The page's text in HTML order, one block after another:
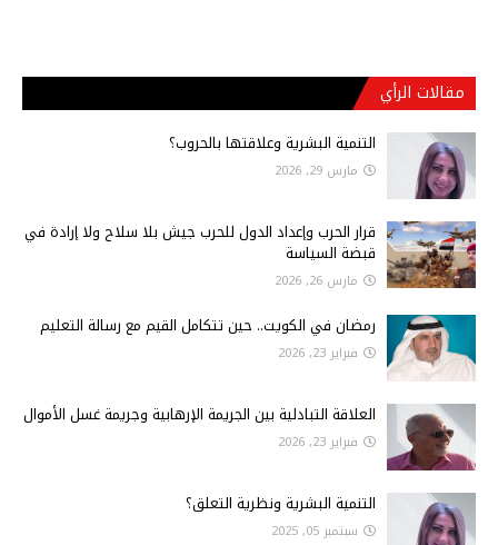
مقالات الرأي
التنمية البشرية وعلاقتها بالحروب؟
مارس 29, 2026
قرار الحرب وإعداد الدول للحرب جيش بلا سلاح ولا إرادة في
قبضة السياسة
مارس 26, 2026
رمضان في الكويت.. حين تتكامل القيم مع رسالة التعليم
فبراير 23, 2026
العلاقة التبادلية بين الجريمة الإرهابية وجريمة غسل الأموال
فبراير 23, 2026
التنمية البشرية ونظرية التعلق؟
سبتمبر 05, 2025